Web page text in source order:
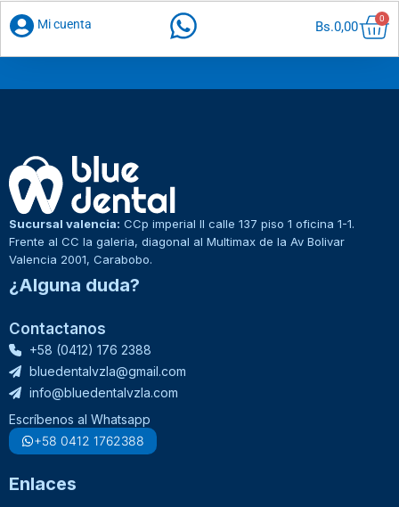
Mi cuenta Bs.0,00
0
Sucursal valencia: CCp imperial II calle 137 piso 1 oficina 1-1.
Frente al CC la galeria, diagonal al Multimax de la Av Bolivar
Valencia 2001, Carabobo.
¿Alguna duda?
Contactanos
+58 (0412) 176 2388
bluedentalvzla@gmail.com
info@bluedentalvzla.com
Escríbenos al Whatsapp
+58 0412 1762388
Enlaces